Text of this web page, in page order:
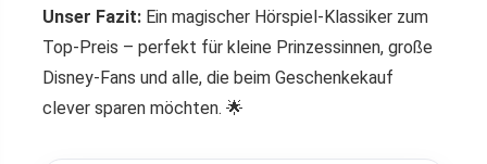
Unser Fazit: Ein magischer Hörspiel-Klassiker zum
Top-Preis – perfekt für kleine Prinzessinnen, große
Disney-Fans und alle, die beim Geschenkekauf
clever sparen möchten. 🌟